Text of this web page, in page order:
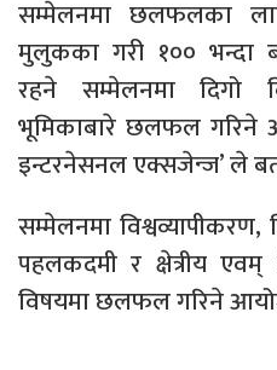
सम्मेलनमा छलफलका
मुलुकका गरी १०० भन्दा
रहने सम्मेलनमा दिगो
भूमिकाबारे छलफल गरिने
इन्टरनेसनल एक्सजेन्ज’ ले
सम्मेलनमा
पहलकदमी र क्षेत्रीय एवम्
विषयमा छलफल गरिने